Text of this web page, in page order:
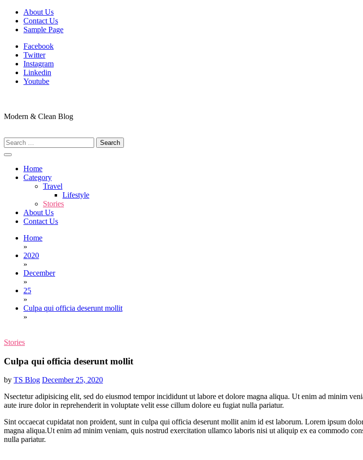
Skip
content
About Us
Contact Us
Sample Page
Facebook
Twitter
Instagram
Linkedin
Youtube
Modern & Clean Blog
Search
for:
Home
Category
Travel
Lifestyle
Stories
About Us
Contact Us
Home
»
2020
»
December
»
25
»
Culpa qui officia deserunt mollit
»
Stories
Culpa qui officia deserunt mollit
by TS Blog December 25, 2020
Nsectetur adipisicing elit, sed do eiusmod tempor incididunt ut labore et dolore magna aliqua. Ut enim ad minim
aute irure dolor in reprehenderit in voluptate velit esse cillum dolore eu fugiat nulla pariatur.
Sint occaecat cupidatat non proident, sunt in culpa qui officia deserunt mollit anim id est laborum. Lorem ipsum
magna aliqua.Ut enim ad minim veniam, quis nostrud exercitation ullamco laboris nisi ut aliquip ex ea commodo
nulla pariatur.